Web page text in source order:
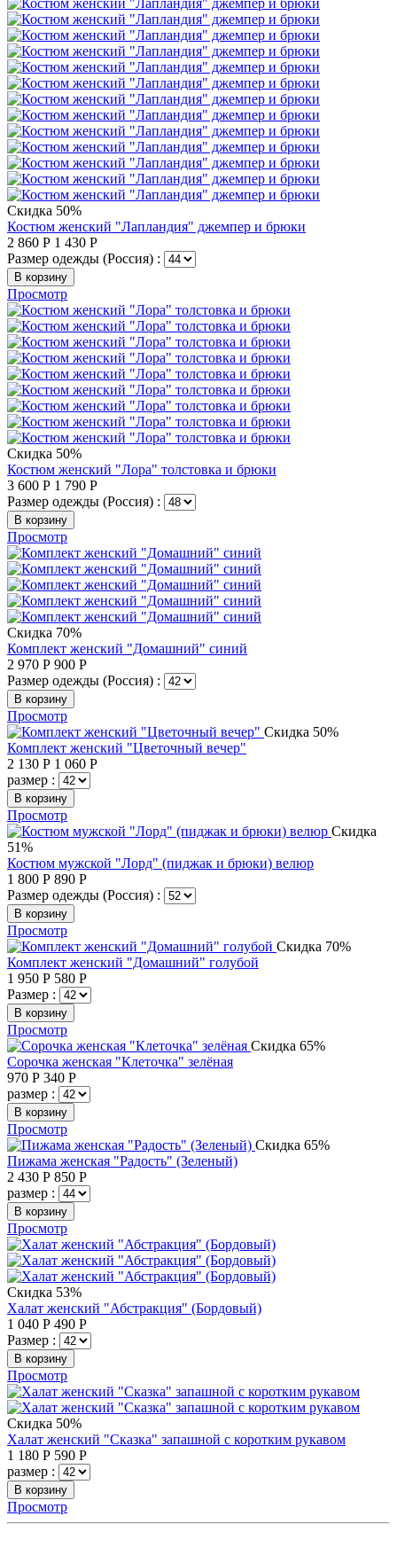
Скидка 50%
Костюм женский "Лапландия" джемпер и брюки
2 860 Р 1 430 Р
Размер одежды (Россия) :
В корзину
Просмотр
Скидка 50%
Костюм женский "Лора" толстовка и брюки
3 600 Р 1 790 Р
Размер одежды (Россия) :
В корзину
Просмотр
Скидка 70%
Комплект женский "Домашний" синий
2 970 Р 900 Р
Размер одежды (Россия) :
В корзину
Просмотр
Скидка 50%
Комплект женский "Цветочный вечер"
2 130 Р 1 060 Р
размер :
В корзину
Просмотр
Скидка
51%
Костюм мужской "Лорд" (пиджак и брюки) велюр
1 800 Р 890 Р
Размер одежды (Россия) :
В корзину
Просмотр
Скидка 70%
Комплект женский "Домашний" голубой
1 950 Р 580 Р
Размер :
В корзину
Просмотр
Скидка 65%
Сорочка женская "Клеточка" зелёная
970 Р 340 Р
размер :
В корзину
Просмотр
Скидка 65%
Пижама женская "Радость" (Зеленый)
2 430 Р 850 Р
размер :
В корзину
Просмотр
Скидка 53%
Халат женский "Абстракция" (Бордовый)
1 040 Р 490 Р
Размер :
В корзину
Просмотр
Скидка 50%
Халат женский "Сказка" запашной с коротким рукавом
1 180 Р 590 Р
размер :
В корзину
Просмотр